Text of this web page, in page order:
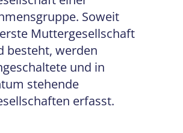
Soweit
Muttergesellschaft
besteht, werden
und in
stehende
erfasst.